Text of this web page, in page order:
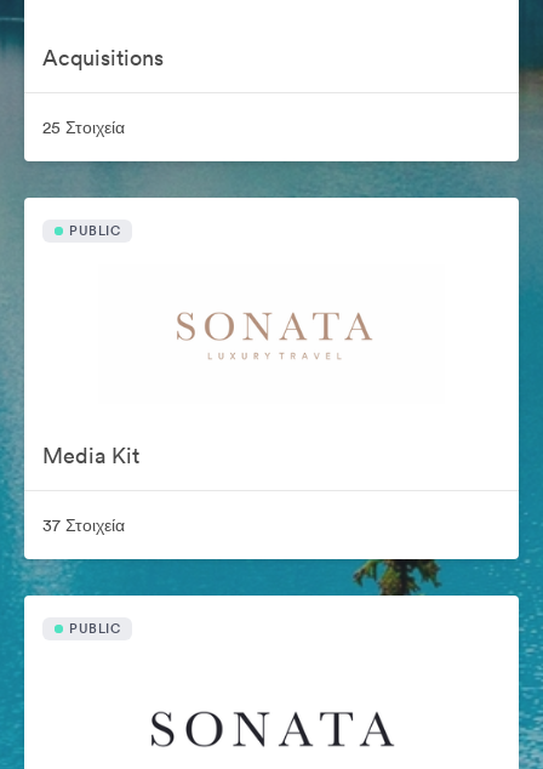
Acquisitions
25 Στοιχεία
PUBLIC
Media Kit
37 Στοιχεία
PUBLIC